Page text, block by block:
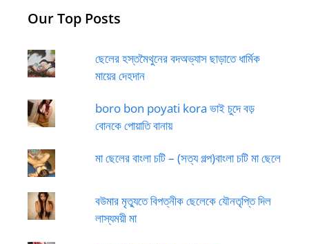
Our Top Posts
ছেলের হস্তমৈথুনের বদঅভ্যাস ছাড়াতে ধার্মিক
মায়ের দেহদান
boro bon poyati kora ভাই চুদে বড়
বোনকে পোয়াতি বানায়
মা ছেলের বাংলা চটি – (সত্য গল্প)বাংলা চটি মা ছেলে
বউমার মৃত্যুতে বিপত্নীক ছেলেকে যৌনতৃপ্তি দিল
লাস্যময়ী মা